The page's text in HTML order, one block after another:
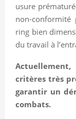
usure
non-conformité
ring bien
du travail à
critères très
garantir un
combats.